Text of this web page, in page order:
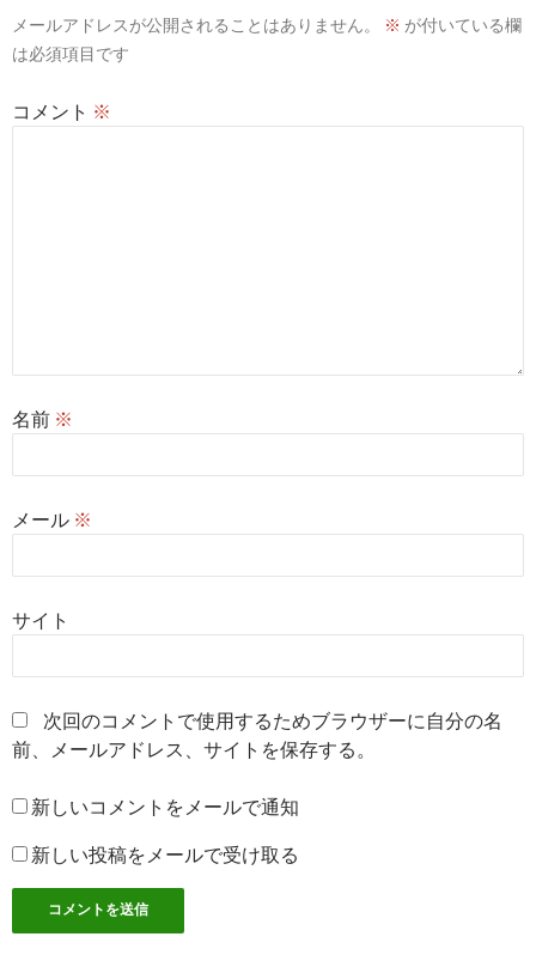
ョ
メールアドレスが公開されることはありません。 ※ が付いている欄
は必須項目です
コメント ※
名前 ※
メール ※
サイト
次回のコメントで使用するためブラウザーに自分の名
前、メールアドレス、サイトを保存する。
新しいコメントをメールで通知
新しい投稿をメールで受け取る